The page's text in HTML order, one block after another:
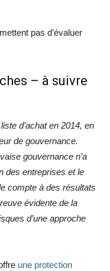
pas d’évaluer
– à suivre
d’achat en 2014, en
de gouvernance.
gouvernance n’a
des entreprises et le
compte à des résultats
évidente de la
d’une approche
une protection